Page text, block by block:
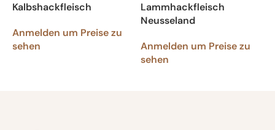
Kalbshackfleisch
Anmelden um Preise zu
sehen
Lammhackfleisch
Neusseland
Anmelden um Preise zu
sehen